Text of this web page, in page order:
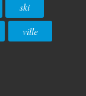
ski
ville